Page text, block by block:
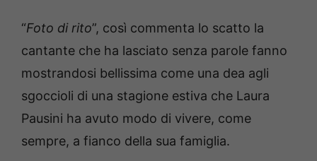
“Foto di rito”, così commenta lo scatto la
cantante che ha lasciato senza parole fanno
mostrandosi bellissima come una dea agli
sgoccioli di una stagione estiva che Laura
Pausini ha avuto modo di vivere, come
sempre, a fianco della sua famiglia.